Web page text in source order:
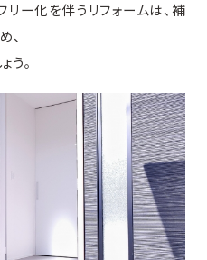
ー化を伴うリフォームは、補
、
う。